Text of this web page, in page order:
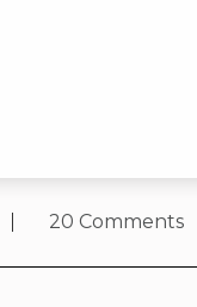
20 Comments